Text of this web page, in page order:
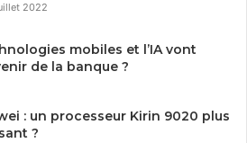
2022
mobiles et l’IA vont
de la banque ?
: un processeur Kirin 9020 plus
?